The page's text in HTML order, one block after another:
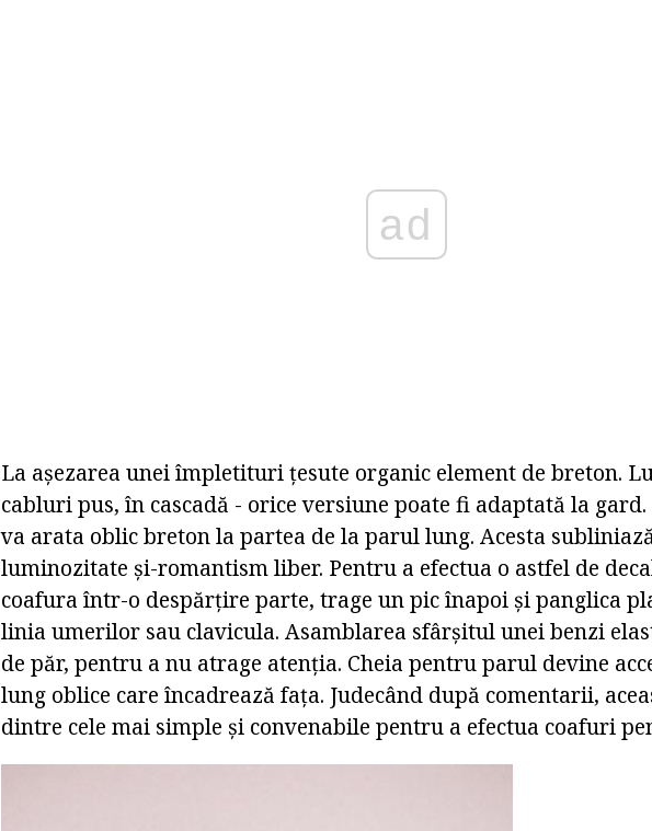
ad
La așezarea unei împletituri țesute organic element de breton.
cabluri pus, în cascadă - orice versiune poate fi adaptată la
va arata oblic breton la partea de la parul lung. Acesta
luminozitate și-romantism liber. Pentru a efectua o astfel de
coafura într-o despărțire parte, trage un pic înapoi și panglica
linia umerilor sau clavicula. Asamblarea sfârșitul unei benzi
de păr, pentru a nu atrage atenția. Cheia pentru parul devine
lung oblice care încadrează fața. Judecând după comentarii,
dintre cele mai simple și convenabile pentru a efectua coafuri